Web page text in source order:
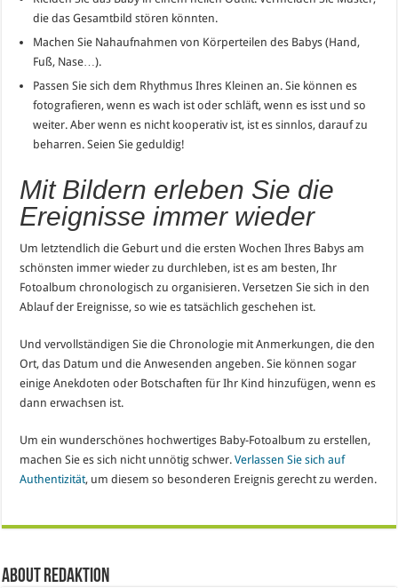
die das Gesamtbild stören könnten.
Machen Sie Nahaufnahmen von Körperteilen des Babys (Hand,
Fuß, Nase…).
Passen Sie sich dem Rhythmus Ihres Kleinen an. Sie können es
fotografieren, wenn es wach ist oder schläft, wenn es isst und so
weiter. Aber wenn es nicht kooperativ ist, ist es sinnlos, darauf zu
beharren. Seien Sie geduldig!
Mit Bildern erleben Sie die
Ereignisse immer wieder
Um letztendlich die Geburt und die ersten Wochen Ihres Babys am
schönsten immer wieder zu durchleben, ist es am besten, Ihr
Fotoalbum chronologisch zu organisieren. Versetzen Sie sich in den
Ablauf der Ereignisse, so wie es tatsächlich geschehen ist.
Und vervollständigen Sie die Chronologie mit Anmerkungen, die den
Ort, das Datum und die Anwesenden angeben. Sie können sogar
einige Anekdoten oder Botschaften für Ihr Kind hinzufügen, wenn es
dann erwachsen ist.
Um ein wunderschönes hochwertiges Baby-Fotoalbum zu erstellen,
machen Sie es sich nicht unnötig schwer.Verlassen Sie sich auf
Authentizität, um diesem so besonderen Ereignis gerecht zu werden.
About Redaktion